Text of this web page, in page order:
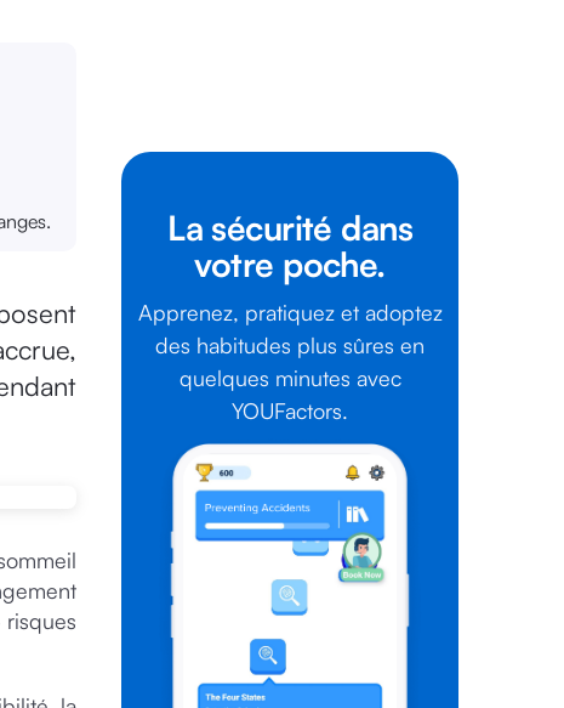
La sécurité dans
votre poche.
Apprenez, pratiquez et adoptez
des habitudes plus sûres en
quelques minutes avec
YOUFactors.